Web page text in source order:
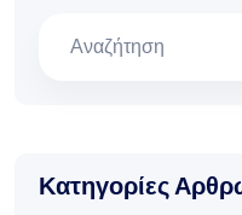
Κατηγορίες